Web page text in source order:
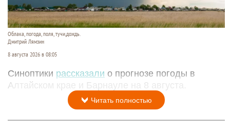
Облака, погода, поля, тучи,дождь.
Дмитрий Лямзин
8 августа 2026 в 08:05
Синоптики рассказали о прогнозе погоды в
Алтайском крае и Барнауле на 8 августа.
Читать полностью